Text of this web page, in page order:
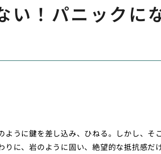
い！パニックに
ように鍵を差し込み、ひねる。しかし、そ
りに、岩のように固い、絶望的な抵抗感だ